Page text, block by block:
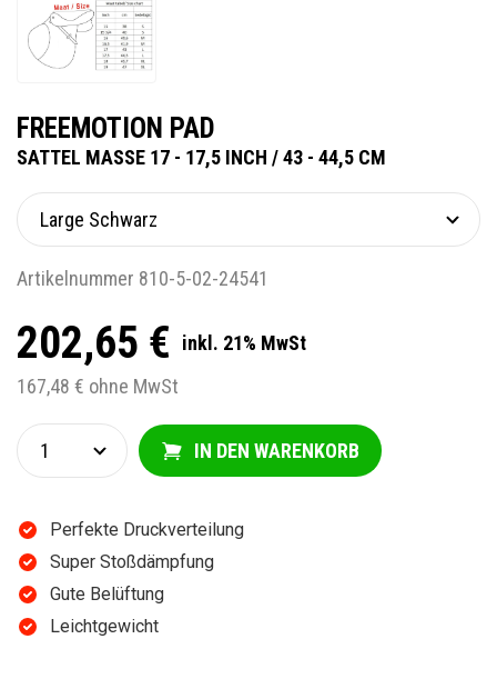
FREEMOTION PAD
SATTEL MASSE 17 - 17,5 INCH / 43 - 44,5 CM
Artikelnummer 810-5-02-24541
202,65 €
inkl. 21% MwSt
167,48 € ohne MwSt
IN DEN WARENKORB
Perfekte Druckverteilung
Super Stoßdämpfung
Gute Belüftung
Leichtgewicht